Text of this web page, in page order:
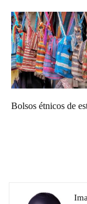
Bolsos étnicos de